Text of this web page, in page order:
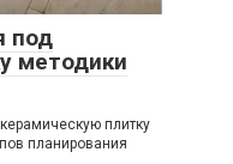
под
методики
плитку
планирования